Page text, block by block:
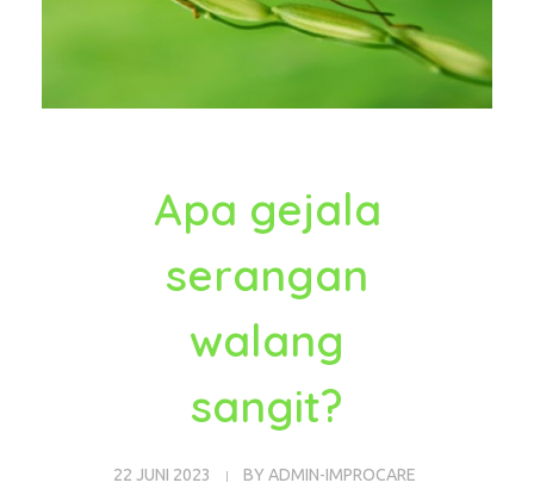
Apa gejala
serangan
walang
sangit?
22 JUNI 2023 BY ADMIN-IMPROCARE